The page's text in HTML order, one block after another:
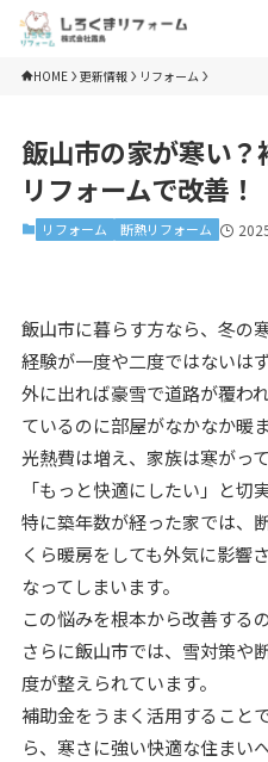
HOME 更新情報 リフォーム
飯山市の家が寒い
リフォームで改善！
リフォーム 断熱リフォーム
飯山市に暮らす方なら、冬の
経験が一度や二度ではないはず
外に出れば豪雪で道路が覆わ
ているのに部屋がなかなか暖
光熱費は増え、家族は寒がって
「もっと快適にしたい」と切
特に築年数が経った家では、
くら暖房をしても外気に影響
なってしまいます。
この悩みを根本から改善する
さらに飯山市では、雪対策や
度が整えられています。
補助金をうまく活用すること
ら、寒さに強い快適な住まい